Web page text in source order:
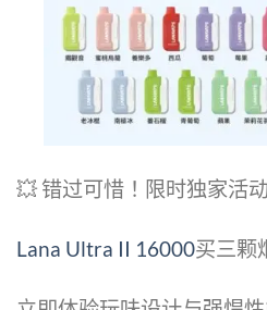
💥 错过可惜！限时独家活
Lana Ultra II 16000买三颗